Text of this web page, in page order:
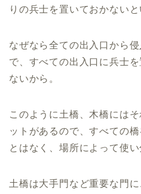
りの兵士を置いておかないと
なぜなら全ての出入口から
で、すべての出入口に兵士
ないから。
このように土橋、木橋には
ットがあるので、すべての
とはなく、場所によって使い
土橋は大手門など重要な門